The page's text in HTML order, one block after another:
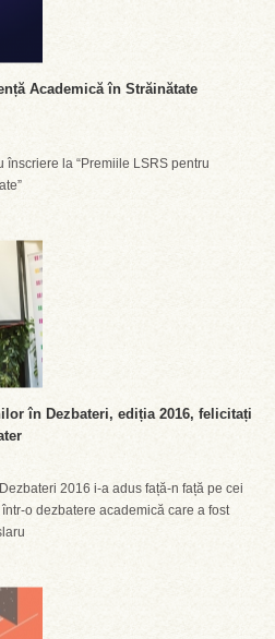
Academică în Străinătate
la “Premiile LSRS pentru
în Dezbateri, ediția 2016, felicitați
2016 i-a adus față-n față pe cei
o dezbatere academică care a fost